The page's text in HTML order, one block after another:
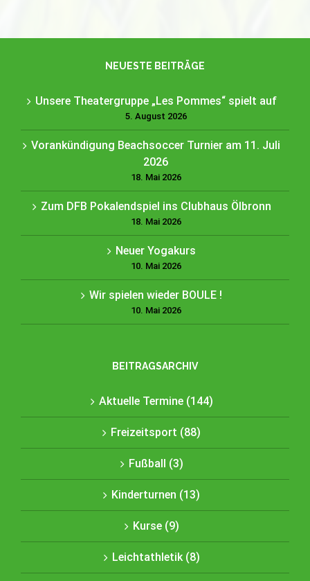
NEUESTE BEITRÄGE
Unsere Theatergruppe „Les Pommes“ spielt auf
5. August 2026
Vorankündigung Beachsoccer Turnier am 11. Juli
2026
18. Mai 2026
Zum DFB Pokalendspiel ins Clubhaus Ölbronn
18. Mai 2026
Neuer Yogakurs
10. Mai 2026
Wir spielen wieder BOULE !
10. Mai 2026
BEITRAGSARCHIV
Aktuelle Termine (144)
Freizeitsport (88)
Fußball (3)
Kinderturnen (13)
Kurse (9)
Leichtathletik (8)